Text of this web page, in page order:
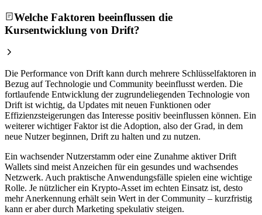
Welche Faktoren beeinflussen die
Kursentwicklung von Drift?
Die Performance von Drift kann durch mehrere Schlüsselfaktoren in
Bezug auf Technologie und Community beeinflusst werden. Die
fortlaufende Entwicklung der zugrundeliegenden Technologie von
Drift ist wichtig, da Updates mit neuen Funktionen oder
Effizienzsteigerungen das Interesse positiv beeinflussen können. Ein
weiterer wichtiger Faktor ist die Adoption, also der Grad, in dem
neue Nutzer beginnen, Drift zu halten und zu nutzen.
Ein wachsender Nutzerstamm oder eine Zunahme aktiver Drift
Wallets sind meist Anzeichen für ein gesundes und wachsendes
Netzwerk. Auch praktische Anwendungsfälle spielen eine wichtige
Rolle. Je nützlicher ein Krypto-Asset im echten Einsatz ist, desto
mehr Anerkennung erhält sein Wert in der Community – kurzfristig
kann er aber durch Marketing spekulativ steigen.